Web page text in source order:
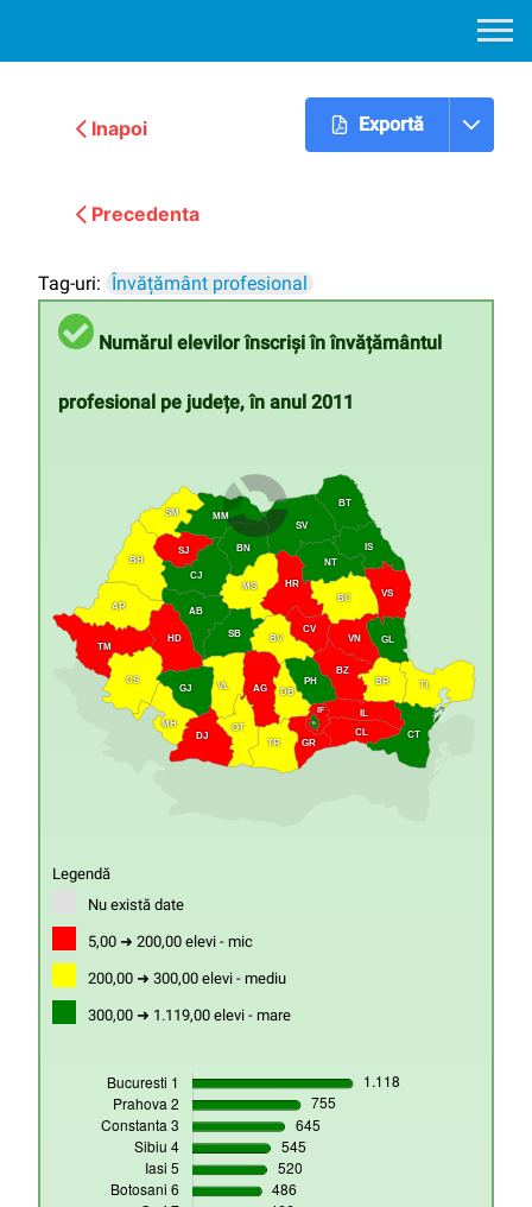
Inapoi Exportă
Precedenta
Tag-uri: Învățământ profesional
Numărul elevilor înscriși în învățământul
profesional pe județe, în anul 2011
AR
BH
CS PH
IF
TM
BT
GL
BZ
BR TL
CT
GR
DB
IS
NT
SJ
SM
AG
SB
VL
BV
CV
HR
MM
MS
CJ
HD
AB
BN
VN
VS
DJ
GJ
MH
BC
OT
TR
B
CL
SV
IL
Legendă
Nu există date
5,00 ➜ 200,00 elevi - mic
200,00 ➜ 300,00 elevi - mediu
300,00 ➜ 1.119,00 elevi - mare